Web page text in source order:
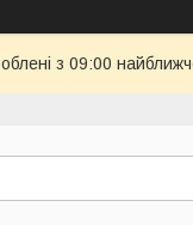
з 09:00